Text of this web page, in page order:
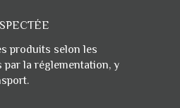
produits selon les
la réglementation, y